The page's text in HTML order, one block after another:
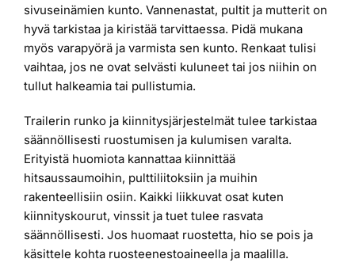
sivuseinämien kunto. Vannenastat, pultit ja mutterit on
hyvä tarkistaa ja kiristää tarvittaessa. Pidä mukana
myös varapyörä ja varmista sen kunto. Renkaat tulisi
vaihtaa, jos ne ovat selvästi kuluneet tai jos niihin on
tullut halkeamia tai pullistumia.
Trailerin runko ja kiinnitysjärjestelmät tulee tarkistaa
säännöllisesti ruostumisen ja kulumisen varalta.
Erityistä huomiota kannattaa kiinnittää
hitsaussaumoihin, pulttiliitoksiin ja muihin
rakenteellisiin osiin. Kaikki liikkuvat osat kuten
kiinnityskourut, vinssit ja tuet tulee rasvata
säännöllisesti. Jos huomaat ruostetta, hio se pois ja
käsittele kohta ruosteenestoaineella ja maalilla.